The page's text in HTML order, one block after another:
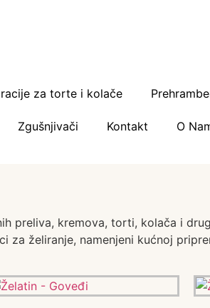
za torte i kolače
Zgušnjivači Kontakt O
preliva, kremova, torti, kolača i
želiranje, namenjeni kućnoj